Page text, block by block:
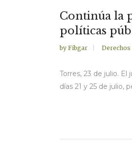
Continúa la
políticas
by Fibgar Derechos
Torres, 23 de julio.
días 21 y 25 de julio,